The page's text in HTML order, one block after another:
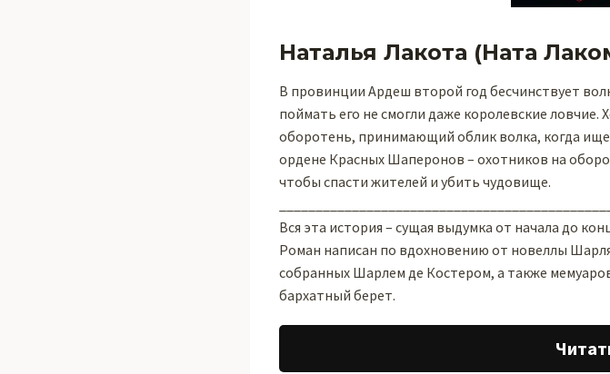
Наталья Лакота (Ната
В провинции Ардеш второй год бесчинствует
поймать его не смогли даже королевские ловчие.
оборотень, принимающий облик волка, когда
ордене Красных Шаперонов – охотников на
чтобы спасти жителей и убить чудовище.
Вся эта история – сущая выдумка от начала до
Роман написан по вдохновению от новеллы
собранных Шарлем де Костером, а также
бархатный берет.